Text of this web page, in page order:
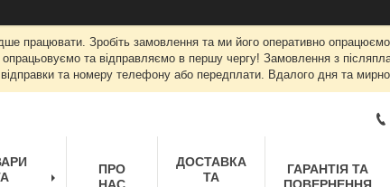
працювати. Зробіть замовлення та ми його оперативно
та відправляємо в першу чергу! Замовлення з
відправки та номеру телефону або передплати. Вдалого дня та
ПРО
ДОСТАВКА
ТА
ГАРАНТІЯ ТА